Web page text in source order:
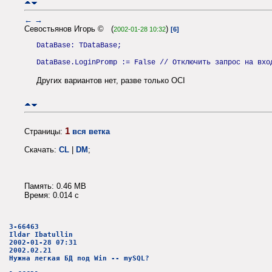
← →
Севостьянов Игорь © (2002-01-28 10:32) [6]
DataBase: TDataBase;
DataBase.LoginPromp := False // Отключить запрос на
Других вариантов нет, разве только OCI
Страницы: 1 вся ветка
Скачать: CL | DM;
Память: 0.46 MB
Время: 0.014 c
3-66463
Ildar Ibatullin
2002-01-28 07:31
2002.02.21
Нужна легкая БД под Win -- mySQL?